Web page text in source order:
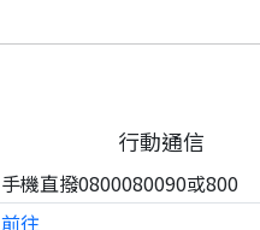
行動通信
手機直撥0800080090或800
前往